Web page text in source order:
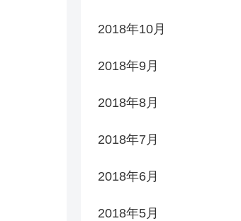
2018年10月
2018年9月
2018年8月
2018年7月
2018年6月
2018年5月